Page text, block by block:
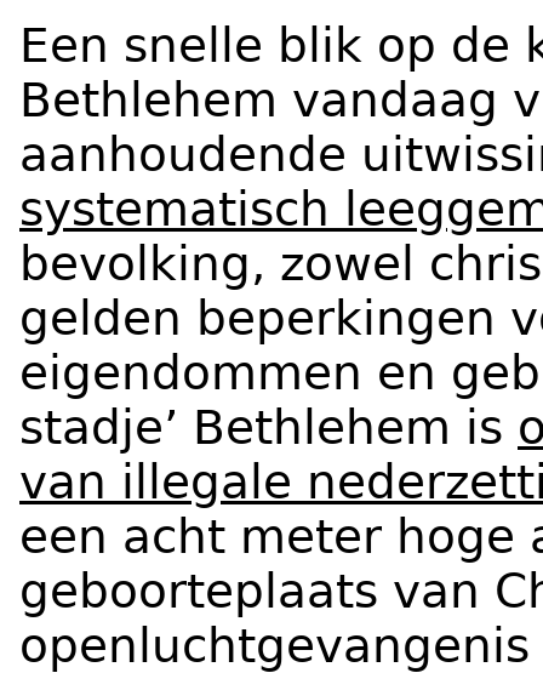
Een snelle blik op de
Bethlehem vandaag
aanhoudende
systematisch
bevolking, zowel
gelden beperkingen
eigendommen en
stadje’ Bethlehem is
van illegale
een acht meter hoge
geboorteplaats van